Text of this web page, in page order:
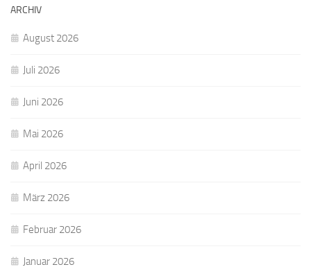
ARCHIV
August 2026
Juli 2026
Juni 2026
Mai 2026
April 2026
März 2026
Februar 2026
Januar 2026